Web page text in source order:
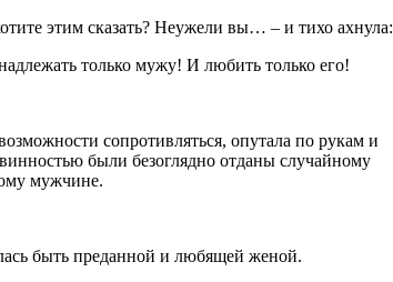
этим сказать? Неужели вы… – и тихо ахнула:
только мужу! И любить только его!
сопротивляться, опутала по рукам и
были безоглядно отданы случайному
мужчине.
быть преданной и любящей женой.